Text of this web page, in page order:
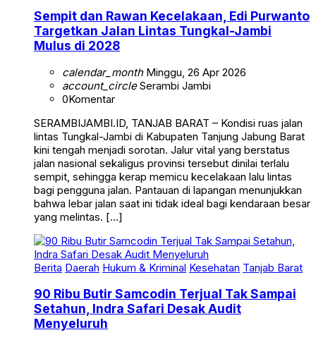
Sempit dan Rawan Kecelakaan, Edi Purwanto
Targetkan Jalan Lintas Tungkal-Jambi
Mulus di 2028
calendar_monthMinggu, 26 Apr 2026
account_circleSerambi Jambi
0Komentar
SERAMBIJAMBI.ID, TANJAB BARAT – Kondisi ruas jalan
lintas Tungkal-Jambi di Kabupaten Tanjung Jabung Barat
kini tengah menjadi sorotan. Jalur vital yang berstatus
jalan nasional sekaligus provinsi tersebut dinilai terlalu
sempit, sehingga kerap memicu kecelakaan lalu lintas
bagi pengguna jalan. Pantauan di lapangan menunjukkan
bahwa lebar jalan saat ini tidak ideal bagi kendaraan besar
yang melintas. […]
Berita Daerah Hukum & Kriminal Kesehatan Tanjab Barat
90 Ribu Butir Samcodin Terjual Tak Sampai
Setahun, Indra Safari Desak Audit
Menyeluruh